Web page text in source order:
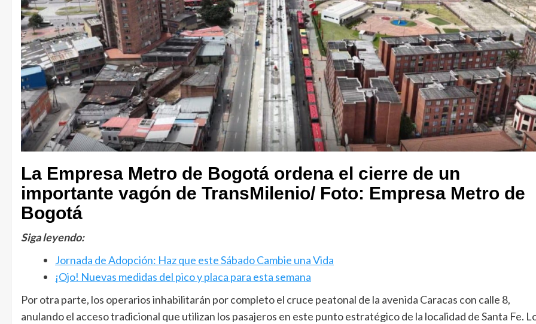
La Empresa Metro de Bogotá ordena el cierre de un
importante vagón de TransMilenio/ Foto: Empresa Metro de
Bogotá
Siga leyendo:
Jornada de Adopción: Haz que este Sábado Cambie una Vida
¡Ojo! Nuevas medidas del pico y placa para esta semana
Por otra parte, los operarios inhabilitarán por completo el cruce peatonal de la avenida Caracas con calle 8,
anulando el acceso tradicional que utilizan los pasajeros en este punto estratégico de la localidad de Santa Fe.